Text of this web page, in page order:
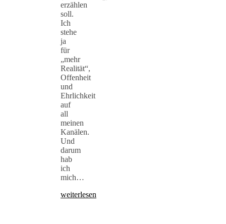
erzählen
soll.
Ich
stehe
ja
für
„mehr
Realität“,
Offenheit
und
Ehrlichkeit
auf
all
meinen
Kanälen.
Und
darum
hab
ich
mich…
weiterlesen